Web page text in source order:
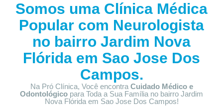
Somos uma Clínica Médica
Popular com Neurologista
no bairro Jardim Nova
Flórida em Sao Jose Dos
Campos.
Na Pró Clínica, Você encontra Cuidado Médico e
Odontológico para Toda a Sua Família no bairro Jardim
Nova Flórida em Sao Jose Dos Campos!